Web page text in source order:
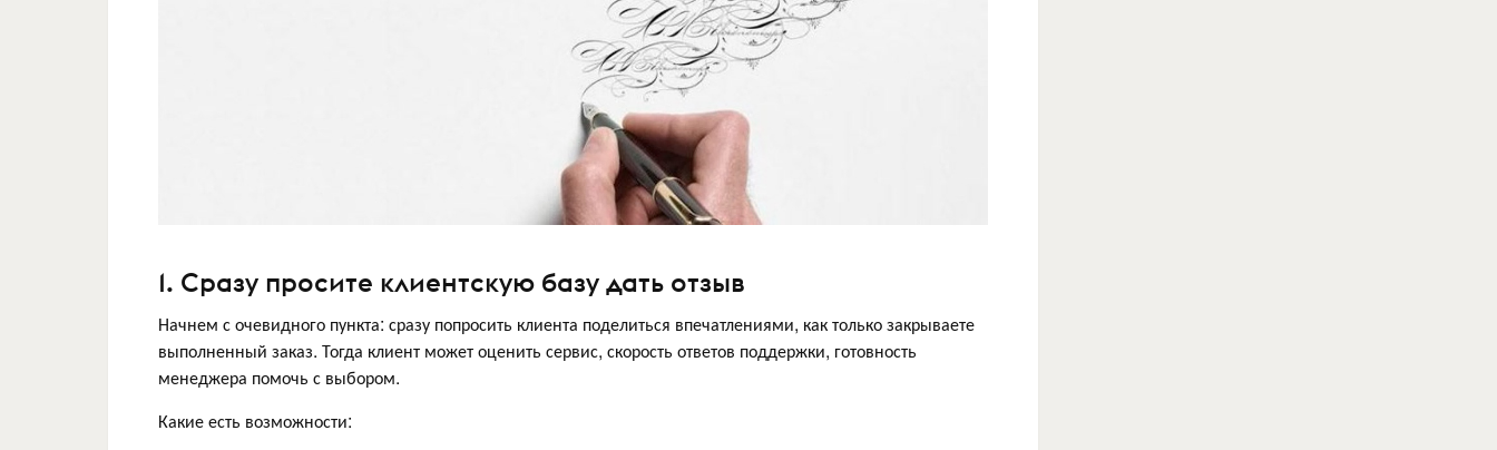
1. Сразу просите клиентскую базу дать отзыв
Начнем с очевидного пункта: сразу попросить клиента поделиться впечатлениями, как только закрываете
выполненный заказ. Тогда клиент может оценить сервис, скорость ответов поддержки, готовность
менеджера помочь с выбором.
Какие есть возможности: